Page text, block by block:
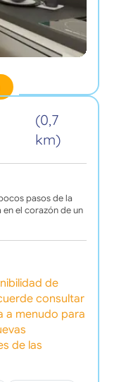
(0,7
km)
pasos de la
el corazón de un
de
consultar
a menudo para
de las